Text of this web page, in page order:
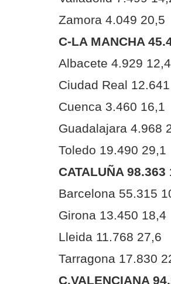
Zamora 4.049 20,5
C-LA MANCHA
Albacete 4.929 12,4
Ciudad Real
Cuenca 3.460 16,1
Guadalajara 4.968
Toledo 19.490 29,1
CATALUÑA 98.363
Barcelona 55.315
Girona 13.450 18,4
Lleida 11.768 27,6
Tarragona 17.830
C.VALENCIANA